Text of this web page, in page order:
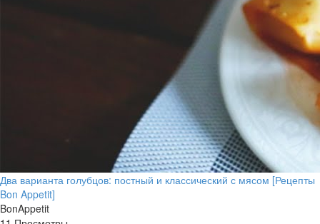
Два варианта голубцов: постный и классический с мясом [Рецепты
Bon Appetit]
BonAppetit